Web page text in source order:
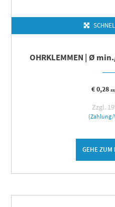
OHRKLEMMEN | Ø
€0,28
Zzgl.
(Zahlung/
GEHE ZUM